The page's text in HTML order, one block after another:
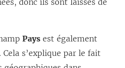
Pays est également
s’explique par le fait